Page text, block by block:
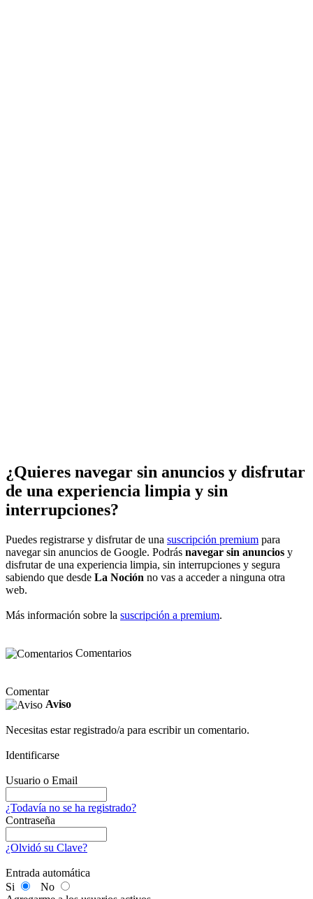
¿Quieres navegar sin anuncios y disfrutar
de una experiencia limpia y sin
interrupciones?
Puedes registrarse y disfrutar de una suscripción premium para
navegar sin anuncios de Google. Podrás navegar sin anuncios y
disfrutar de una experiencia limpia, sin interrupciones y segura
sabiendo que desde La Noción no vas a acceder a ninguna otra
web.
Más información sobre la suscripción a premium.
Comentarios
Comentar
Aviso
Necesitas estar registrado/a para escribir un comentario.
Identificarse
Usuario o Email
¿Todavía no se ha registrado?
Contraseña
¿Olvidó su Clave?
Entrada automática
Si
No